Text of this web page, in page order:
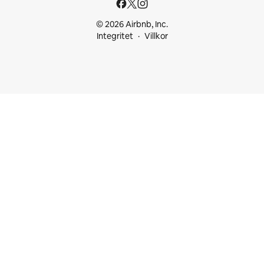
© 2026 Airbnb, Inc.
Integritet
Villkor